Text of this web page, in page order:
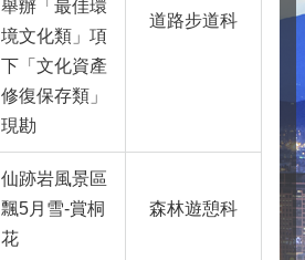
舉辦「最佳環
境文化類」項
下「文化資產
修復保存類」
現勘
道路步道科
仙跡岩風景區
飄5月雪-賞桐
花
森林遊憩科